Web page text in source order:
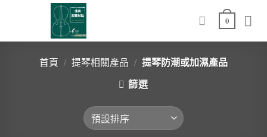
0
首頁 / 提琴相關產品 / 提琴防潮或加濕產品
篩選